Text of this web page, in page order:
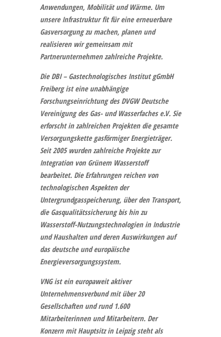
Anwendungen, Mobilität und Wärme. Um
unsere Infrastruktur fit für eine erneuerbare
Gasversorgung zu machen, planen und
realisieren wir gemeinsam mit
Partnerunternehmen zahlreiche Projekte.
Die DBI – Gastechnologisches Institut gGmbH
Freibergist eine unabhängige
Forschungseinrichtung des DVGW Deutsche
Vereinigung des Gas- und Wasserfaches e.V. Sie
erforscht in zahlreichen Projekten die gesamte
Versorgungskette gasförmiger Energieträger.
Seit 2005 wurden zahlreiche Projekte zur
Integration von Grünem Wasserstoff
bearbeitet. Die Erfahrungen reichen von
technologischen Aspekten der
Untergrundgasspeicherung, über den Transport,
die Gasqualitätssicherung bis hin zu
Wasserstoff-Nutzungstechnologien in Industrie
und Haushalten und deren Auswirkungen auf
das deutsche und europäische
Energieversorgungssystem.
VNGist ein europaweit aktiver
Unternehmensverbund mit über 20
Gesellschaften und rund 1.600
Mitarbeiterinnen und Mitarbeitern. Der
Konzern mit Hauptsitz in Leipzig steht als